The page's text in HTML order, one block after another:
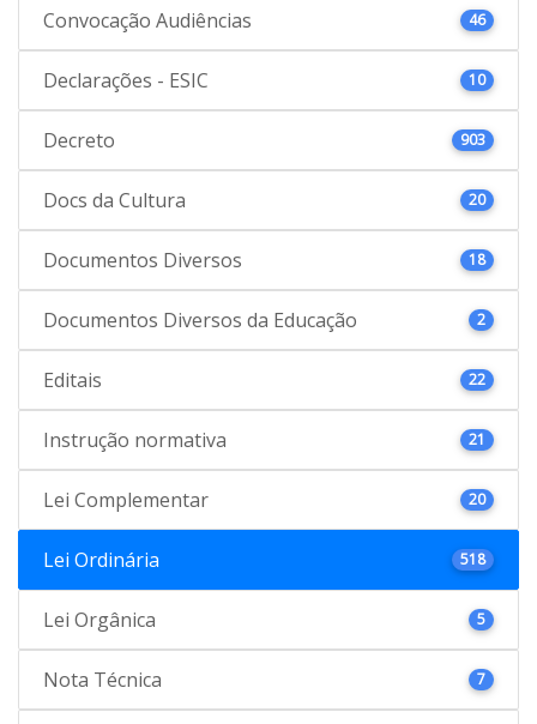
Convocação Audiências 46
Declarações - ESIC 10
Decreto 903
Docs da Cultura 20
Documentos Diversos 18
Documentos Diversos da Educação 2
Editais 22
Instrução normativa 21
Lei Complementar 20
Lei Ordinária 518
Lei Orgânica 5
Nota Técnica 7